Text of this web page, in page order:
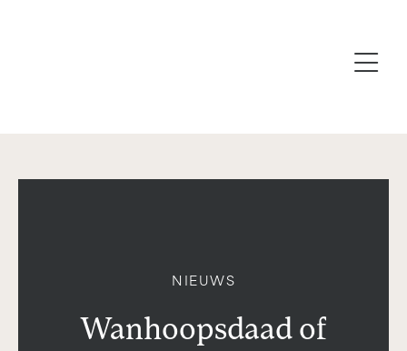
NIEUWS
Wanhoopsdaad of